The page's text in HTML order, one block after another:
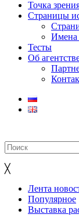
Точка
Страницы
Имена
Тесты
Об
╳
Лента
Популярное
Выставка